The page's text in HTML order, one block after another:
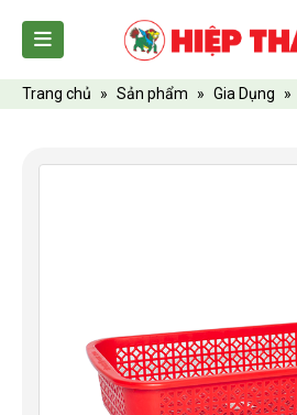
Trang chủ » Sản phẩm » Gia Dụng »